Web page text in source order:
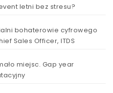
letni bez stresu?
bohaterowie cyfrowego
Sales Officer, ITDS
miejsc. Gap year